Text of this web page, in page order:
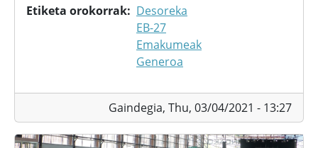
Etiketa orokorrak
Desoreka
EB-27
Emakumeak
Generoa
Gaindegia, Thu, 03/04/2021 - 13:27